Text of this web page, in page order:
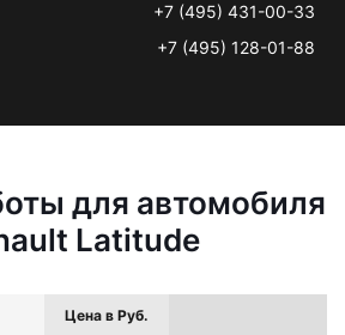
+7 (495) 431-00-33
+7 (495) 128-01-88
для автомобиля
Latitude
Цена в Руб.